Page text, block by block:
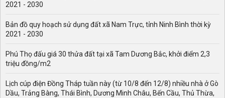
2021 - 2030
Bản đồ quy hoạch sử dụng đất xã Nam Trực, tỉnh Ninh Bình thời kỳ
2021 - 2030
Phú Thọ đấu giá 30 thửa đất tại xã Tam Dương Bắc, khởi điểm 2,3
triệu đồng/m2
Lịch cúp điện Đồng Tháp tuần này (từ 10/8 đến 12/8) nhiều nhà ở Gò
Dầu, Trảng Bàng, Thái Bình, Dương Minh Châu, Bến Cầu, Thủ Thừa,